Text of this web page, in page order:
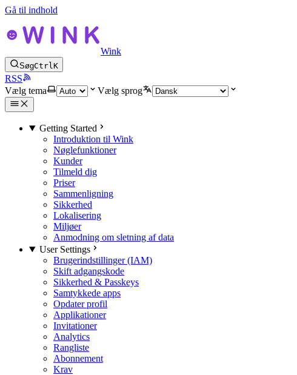
Gå til indhold
Wink
SøgCtrlK
RSS
Vælg tema
Vælg sprog
Getting Started
Introduktion til Wink
Nøglefunktioner
Kunder
Tilmeld dig
Priser
Sammenligning
Sikkerhed
Lokalisering
Miljøer
Anmodning om sletning af data
User Settings
Brugerindstillinger (IAM)
Skift adgangskode
Sikkerhed & Passkeys
Samtykkede apps
Opdater profil
Applikationer
Invitationer
Analytics
Rangliste
Abonnement
Krav